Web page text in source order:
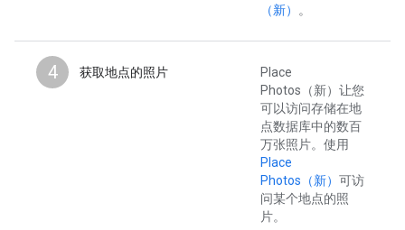
（新）
。
4 获取地点的照片
Place
Photos（新）让您
可以访问存储在地
点数据库中的数百
万张照片。使用
Place
Photos（新） 可访
问某个地点的照
片。